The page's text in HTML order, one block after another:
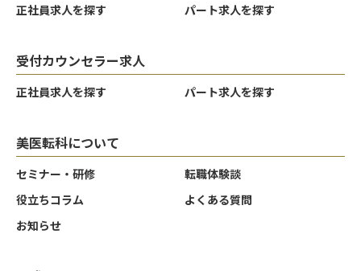
正社員求人を探す パート求人を探す
受付カウンセラー求人
正社員求人を探す パート求人を探す
美医転科について
セミナー・研修
転職体験談
役立ちコラム
よくある質問
お知らせ